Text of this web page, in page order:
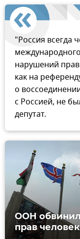
"Россия всегда
нарушений
как на
о
с Россией, не
депутат.
ООН
прав